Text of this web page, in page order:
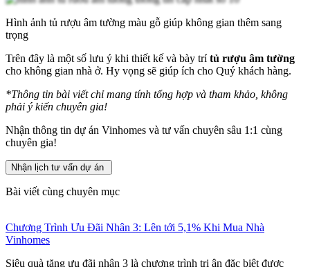
Hình ảnh tủ rượu âm tường màu gỗ giúp không gian thêm sang
trọng
Trên đây là một số lưu ý khi thiết kế và bày trítủ rượu âm tường
cho không gian nhà ở. Hy vọng sẽ giúp ích cho Quý khách hàng.
*Thông tin bài viết chỉ mang tính tổng hợp và tham khảo, không
phải ý kiến chuyên gia!
Nhận thông tin dự án Vinhomes và tư vấn chuyên sâu 1:1 cùng
chuyên gia!
Nhận lịch tư vấn dự án
Bài viết cùng chuyên mục
Chương Trình Ưu Đãi Nhân 3: Lên tới 5,1% Khi Mua Nhà
Vinhomes
Siêu quà tặng ưu đãi nhân 3 là chương trình tri ân đặc biệt được